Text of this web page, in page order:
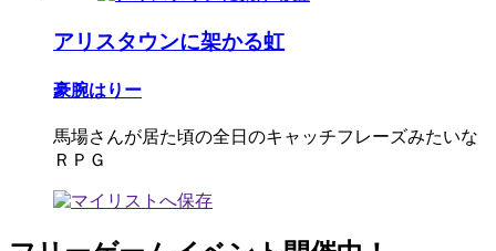
アリスタウンに架かる虹
豪腕はりー
馬場さんが居た頃の全日のキャッチフレーズみたいな
ＲＰＧ